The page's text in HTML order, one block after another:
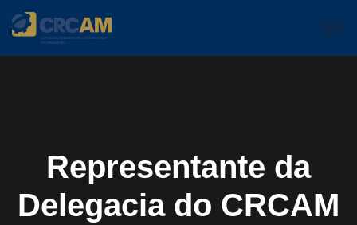
Representante da
Delegacia do CRCAM